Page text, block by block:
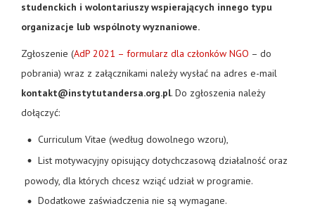
studenckich i wolontariuszy wspierających innego typu
organizacje lub wspólnoty wyznaniowe.
Zgłoszenie (AdP 2021 – formularz dla członków NGO – do
pobrania) wraz z załącznikami należy wysłać na adres e-mail
kontakt@instytutandersa.org.pl. Do zgłoszenia należy
dołączyć:
Curriculum Vitae (według dowolnego wzoru),
List motywacyjny opisujący dotychczasową działalność oraz
powody, dla których chcesz wziąć udział w programie.
Dodatkowe zaświadczenia nie są wymagane.